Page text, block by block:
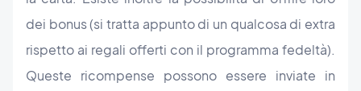
dei bonus (si tratta appunto di un qualcosa di extra
rispetto ai regali offerti con il programma fedeltà).
Queste ricompense possono essere inviate in